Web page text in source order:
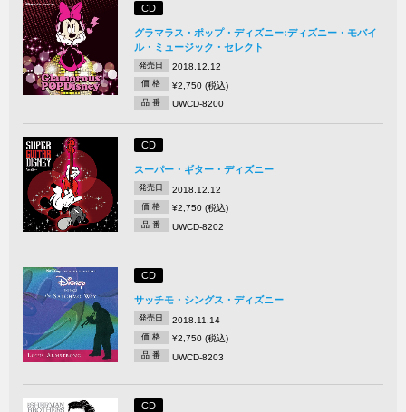
CD
グラマラス・ポップ・ディズニー:ディズニー・モバイ
ル・ミュージック・セレクト
発売日 2018.12.12
価 格 ¥2,750 (税込)
品 番 UWCD-8200
CD
スーパー・ギター・ディズニー
発売日 2018.12.12
価 格 ¥2,750 (税込)
品 番 UWCD-8202
CD
サッチモ・シングス・ディズニー
発売日 2018.11.14
価 格 ¥2,750 (税込)
品 番 UWCD-8203
CD